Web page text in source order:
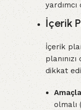
yardımcı
İçerik
İçerik
dikkat
olmalı